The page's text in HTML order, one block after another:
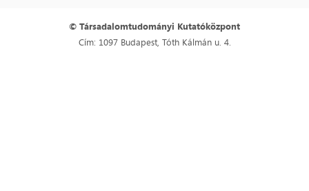
© Társadalomtudományi Kutatóközpont
Cím: 1097 Budapest, Tóth Kálmán u. 4.